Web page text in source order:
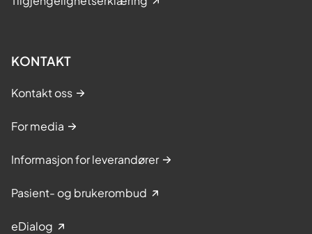
KONTAKT
Kontakt oss
For media
Informasjon for leverandører
Pasient- og brukerombud
eDialog